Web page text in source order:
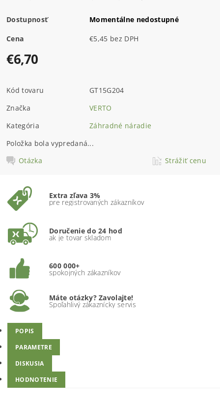
Dostupnosť Momentálne nedostupné
Cena €5,45 bez DPH
€6,70
Kód tovaru
GT15G204
Značka
VERTO
Kategória
Záhradné náradie
Položka bola vypredaná...
Otázka
Strážiť cenu
Extra zľava 3%
pre registrovaných zákazníkov
Doručenie do 24 hod
ak je tovar skladom
600 000+
spokojných zákazníkov
Máte otázky? Zavolajte!
Spoľahlivý zákaznícky servis
POPIS
PARAMETRE
DISKUSIA
HODNOTENIE